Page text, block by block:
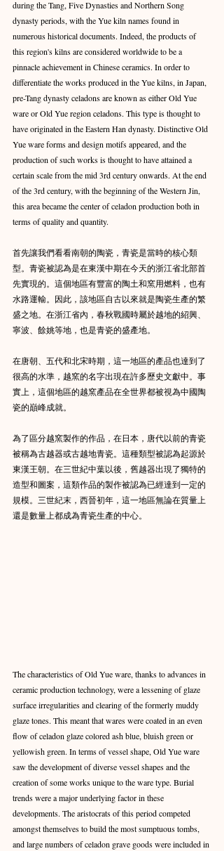
during the Tang, Five Dynasties and Northern Song
dynasty periods, with the Yue kiln names found in
numerous historical documents. Indeed, the products of
this region's kilns are considered worldwide to be a
pinnacle achievement in Chinese ceramics. In order to
differentiate the works produced in the Yue kilns, in Japan,
pre-Tang dynasty celadons are known as either Old Yue
ware or Old Yue region celadons. This type is thought to
have originated in the Eastern Han dynasty. Distinctive Old
Yue ware forms and design motifs appeared, and the
production of such works is thought to have attained a
certain scale from the mid 3rd century onwards. At the end
of the 3rd century, with the beginning of the Western Jin,
this area became the center of celadon production both in
terms of quality and quantity.
首先讓我們看看南朝的陶瓷，青瓷是當時的核心類
型。青瓷被認為是在東漢中期在今天的浙江省北部首
先實現的。這個地區有豐富的陶土和窯用燃料，也有
水路運輸。因此，該地區自古以來就是陶瓷生產的繁
盛之地。在浙江省內，春秋戰國時屬於越地的紹興、
寧波、餘姚等地，也是青瓷的盛產地。
在唐朝、五代和北宋時期，這一地區的產品也達到了
很高的水準，越窯的名字出現在許多歷史文獻中。事
實上，這個地區的越窯產品在全世界都被視為中國陶
瓷的巔峰成就。
為了區分越窯製作的作品，在日本，唐代以前的青瓷
被稱為古越器或古越地青瓷。這種類型被認為起源於
東漢王朝。在三世紀中葉以後，舊越器出現了獨特的
造型和圖案，這類作品的製作被認為已經達到一定的
規模。三世紀末，西晉初年，這一地區無論在質量上
還是數量上都成為青瓷生產的中心。
The characteristics of Old Yue ware, thanks to advances in
ceramic production technology, were a lessening of glaze
surface irregularities and clearing of the formerly muddy
glaze tones. This meant that wares were coated in an even
flow of celadon glaze colored ash blue, bluish green or
yellowish green. In terms of vessel shape, Old Yue ware
saw the development of diverse vessel shapes and the
creation of some works unique to the ware type. Burial
trends were a major underlying factor in these
developments. The aristocrats of this period competed
amongst themselves to build the most sumptuous tombs,
and large numbers of celadon grave goods were included in